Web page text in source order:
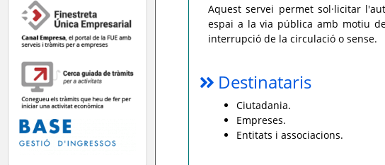
Aquest servei permet sol·licitar
espai a la via pública amb motiu
interrupció de la circulació o sense.
Destinataris
Ciutadania.
Empreses.
Entitats i associacions.